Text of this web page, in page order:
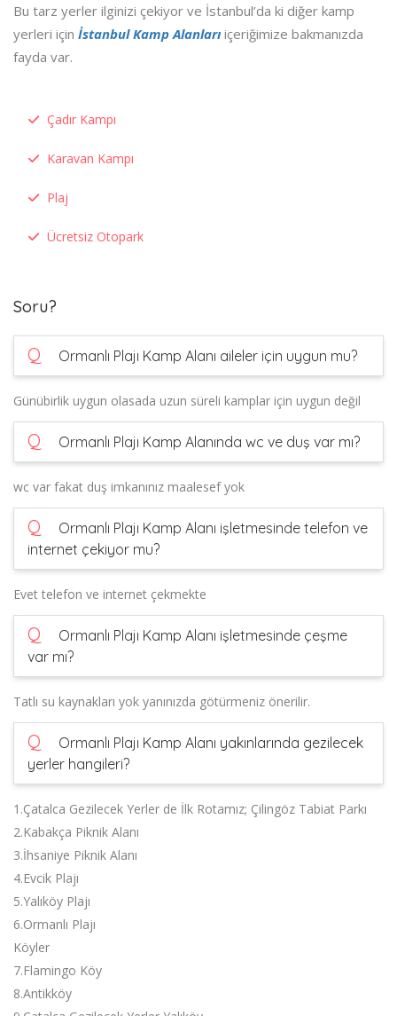
Bu tarz yerler ilginizi çekiyor ve İstanbul’da ki diğer kamp
yerleri için İstanbul Kamp Alanları içeriğimize bakmanızda
fayda var.
Çadır Kampı
Karavan Kampı
Plaj
Ücretsiz Otopark
Soru?
Q Ormanlı Plajı Kamp Alanı aileler için uygun mu?
Günübirlik uygun olasada uzun süreli kamplar için uygun değil
Q Ormanlı Plajı Kamp Alanında wc ve duş var mı?
wc var fakat duş imkanınız maalesef yok
Q
Ormanlı Plajı Kamp Alanı işletmesinde telefon ve
internet çekiyor mu?
Evet telefon ve internet çekmekte
Q
Ormanlı Plajı Kamp Alanı işletmesinde çeşme
var mı?
Tatlı su kaynakları yok yanınızda götürmeniz önerilir.
Q
Ormanlı Plajı Kamp Alanı yakınlarında gezilecek
yerler hangileri?
1.Çatalca Gezilecek Yerler de İlk Rotamız; Çilingöz Tabiat Parkı
2.Kabakça Piknik Alanı
3.İhsaniye Piknik Alanı
4.Evcik Plajı
5.Yalıköy Plajı
6.Ormanlı Plajı
Köyler
7.Flamingo Köy
8.Antikköy